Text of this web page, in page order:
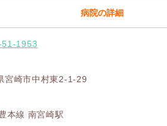
病院の詳細
1953
宮崎市中村東2-1-29
本線 南宮崎駅